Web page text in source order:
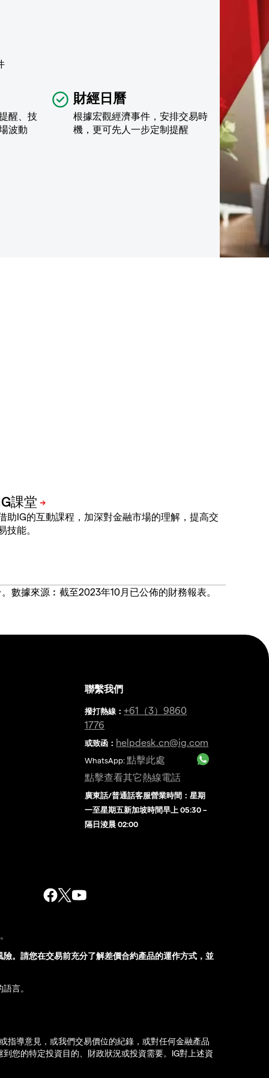
醒、技
波動
財經日曆
根據宏觀經濟事件，安排交易時
機，更可先人一步定制提醒
助IG的互動課程，加深對金融市場的理解，提高交
技能。
數據來源︰截至2023年10月已公佈的財務報表。
聯繫我們
撥打熱線 ：+61（3）9860
1776
或致函： helpdesk.cn@ig.com
WhatsApp:點擊此處
點擊查看其它熱線電話
廣東話/普通話客服營業時間：星期
一至星期五新加坡時間早上 05:30 –
隔日淩晨 02:00
。請您在交易前充分了解差價合約產品的運作方式，並
言。
指導意見，或我們交易價位的紀錄，或對任何金融產品
您的特定投資目的、財政狀況或投資需要。IG對上述資